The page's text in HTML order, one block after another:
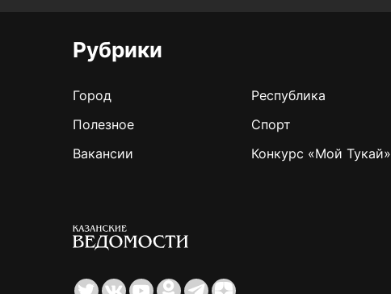
Рубрики
Город Республика
Полезное
Спорт
Вакансии
Конкурс «Мой Тукай»